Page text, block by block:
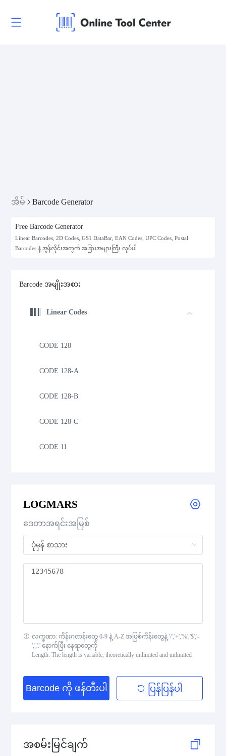
အိမ် Barcode Generator
Free Barcode Generator
Linear Barcodes, 2D Codes, GS1 DataBar, EAN Codes, UPC Codes, Postal
Barcodes နဲ့ အွန်လိုင်းအတွက် အခြားအများကြီး လုပ်ပါ
Barcode အမျိုးအစား
Linear Codes
CODE 128
CODE 128-A
CODE 128-B
CODE 128-C
CODE 11
CODE 39 Mod 43
CODE 93
Codabar
Standard 2 of 5
MSI Plessey (MSI Mod 10)
Pharmacode
Telepen
LOGMARS
LOGMARS
ဒေတာအရင်းအမြစ်
လက္ခဏာ: ကိန်းဂဏန်းတွေ 0-9 နဲ့ A-Z အဖြစ်ကိန်းတွေနဲ့ '/','+','%','$','-
',','.' နောက်ပြီး နေရာတွေကို
Length: The length is variable, theoretically unlimited and unlimited
Barcode ကို ဖန်တီးပါ ပြန်ပြန်ပါ
အစမ်းမြင်ချက်